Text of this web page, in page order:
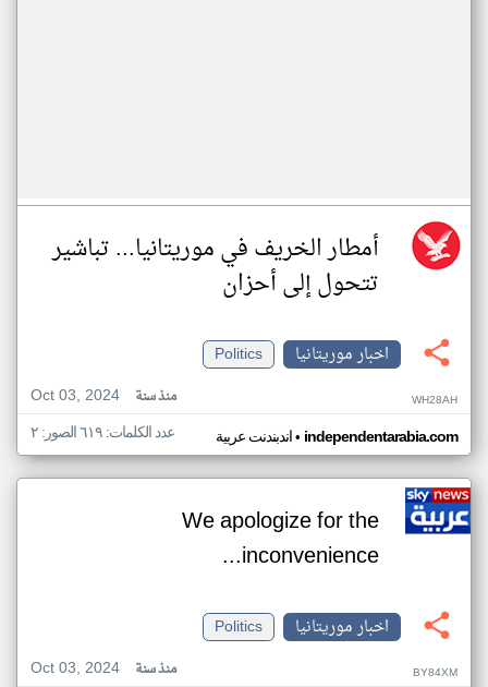
أمطار الخريف في موريتانيا... تباشير
تتحول إلى أحزان
اخبار موريتانيا
Politics
Oct 03, 2024
منذ سنة WH28AH
اندبندنت عربية• independentarabia.com عدد الكلمات: ٦١٩ الصور: ٢
We apologize for the
inconvenience...
اخبار موريتانيا
Politics
Oct 03, 2024
منذ سنة BY84XM